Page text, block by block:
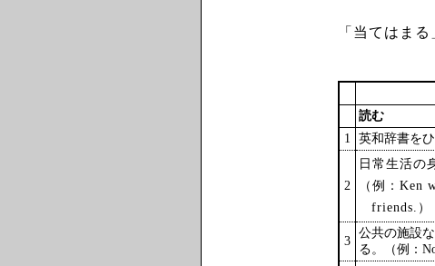
「当てはま
読む
1
英和辞書を
2
日常生活の
（例：Ken
friends.）
3
公共の施設
る。（例：